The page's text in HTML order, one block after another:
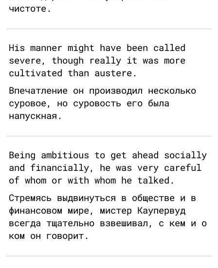
чистоте.
His manner might have been called
severe, though really it was more
cultivated than austere.
Впечатление он производил несколько
суровое, но суровость его была
напускная.
Being ambitious to get ahead socially
and financially, he was very careful
of whom or with whom he talked.
Стремясь выдвинуться в обществе и в
финансовом мире, мистер Каупервуд
всегда тщательно взвешивал, с кем и о
ком он говорит.